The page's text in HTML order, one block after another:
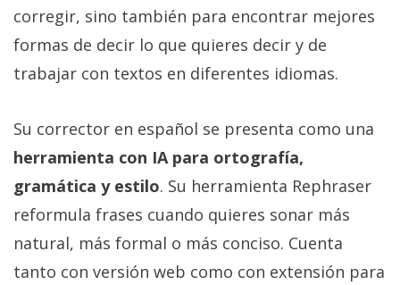
corregir, sino también para encontrar mejores
formas de decir lo que quieres decir y de
trabajar con textos en diferentes idiomas.
Su corrector en español se presenta como una
herramienta con IA para ortografía,
gramática y estilo. Su herramienta Rephraser
reformula frases cuando quieres sonar más
natural, más formal o más conciso. Cuenta
tanto con versión web como con extensión para